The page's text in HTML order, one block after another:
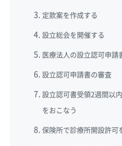
定款案を作成する
設立総会を開催する
医療法人の設立認可申請
設立認可申請書の審査
設立認可書受領2週間以
をおこなう
保険所で診療所開設許可